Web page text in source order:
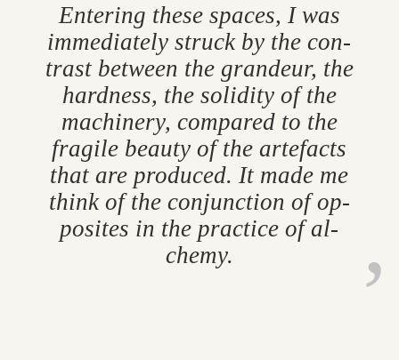
En­ter­ing these spaces, I was
im­me­di­ately struck by the con­
trast between the grandeur, the
hard­ness, the solid­ity of the
ma­chinery, com­pared to the
fra­gile beauty of the arte­facts
that are pro­duced. It made me
think of the con­junc­tion of op­
pos­ites in the prac­tice of al­
chemy.